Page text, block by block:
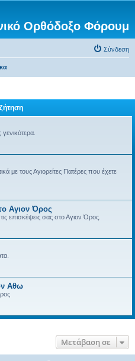
Ορθόδοξο Φόρουμ
Σύνδεση
με τους Αγιορείτες Πατέρες που έχετε
Αγιον Όρος
επισκέψεις σας στο Αγιον Όρος.
Αθω
Μετάβαση σε